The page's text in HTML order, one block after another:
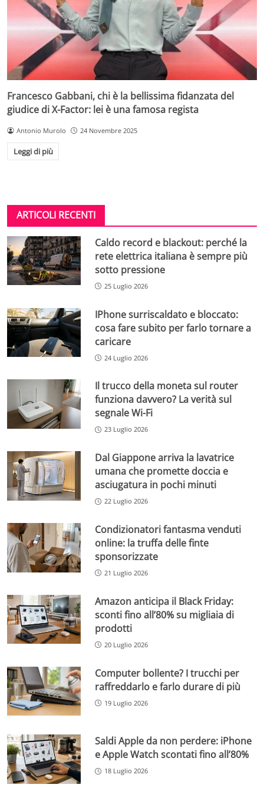
Francesco Gabbani, chi è la bellissima fidanzata del
giudice di X-Factor: lei è una famosa regista
Antonio Murolo 24 Novembre 2025
Leggi di più
ARTICOLI RECENTI
Caldo record e blackout: perché la
rete elettrica italiana è sempre più
sotto pressione
25 Luglio 2026
IPhone surriscaldato e bloccato:
cosa fare subito per farlo tornare a
caricare
24 Luglio 2026
Il trucco della moneta sul router
funziona davvero? La verità sul
segnale Wi-Fi
23 Luglio 2026
Dal Giappone arriva la lavatrice
umana che promette doccia e
asciugatura in pochi minuti
22 Luglio 2026
Condizionatori fantasma venduti
online: la truffa delle finte
sponsorizzate
21 Luglio 2026
Amazon anticipa il Black Friday:
sconti fino all’80% su migliaia di
prodotti
20 Luglio 2026
Computer bollente? I trucchi per
raffreddarlo e farlo durare di più
19 Luglio 2026
Saldi Apple da non perdere: iPhone
e Apple Watch scontati fino all’80%
18 Luglio 2026